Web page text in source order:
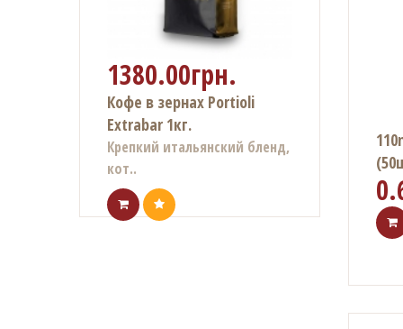
1380.00грн.
Кофе в зернах Portioli
Extrabar 1кг.
Крепкий итальянский бленд,
кот..